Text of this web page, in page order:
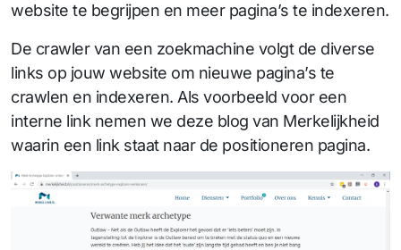
website te begrijpen en meer pagina’s te indexeren.
De crawler van een zoekmachine volgt de diverse
links op jouw website om nieuwe pagina’s te
crawlen en indexeren. Als voorbeeld voor een
interne link nemen we deze blog van Merkelijkheid
waarin een link staat naar de positioneren pagina.